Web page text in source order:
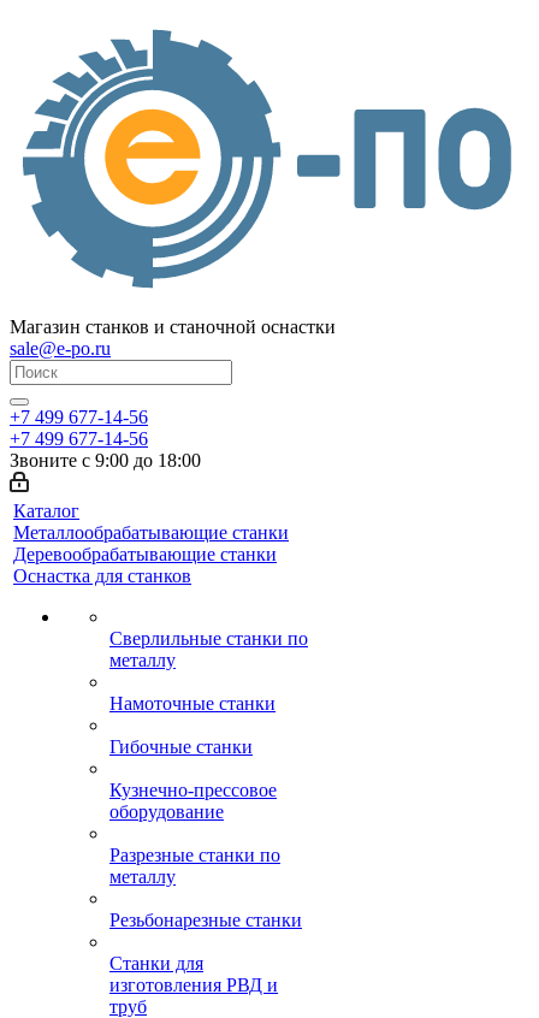
Магазин станков и станочной оснастки
sale@e-po.ru
+7 499 677-14-56
+7 499 677-14-56
Звоните с 9:00 до 18:00
Каталог
Металлообрабатывающие станки
Деревообрабатывающие станки
Оснастка для станков
Сверлильные станки по
металлу
Намоточные станки
Гибочные станки
Кузнечно-прессовое
оборудование
Разрезные станки по
металлу
Резьбонарезные станки
Станки для
изготовления РВД и
труб